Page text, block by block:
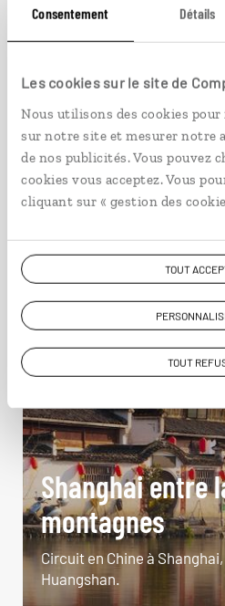
Consentement Détails
Les cookies sur le site de
Nous utilisons des cookies
sur notre site et mesurer notre
de nos publicités. Vous pouvez
cookies vous acceptez. Vous
cliquant sur « gestion des
TOUT
TOUT
Chine
Shanghai entre
montagnes
Circuit en Chine à
Huangshan.